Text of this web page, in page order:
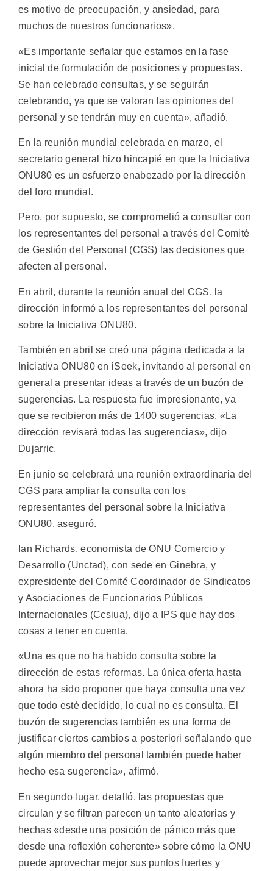
es motivo de preocupación, y ansiedad, para
muchos de nuestros funcionarios».
«Es importante señalar que estamos en la fase
inicial de formulación de posiciones y propuestas.
Se han celebrado consultas, y se seguirán
celebrando, ya que se valoran las opiniones del
personal y se tendrán muy en cuenta», añadió.
En la reunión mundial celebrada en marzo, el
secretario general hizo hincapié en que la Iniciativa
ONU80 es un esfuerzo enabezado por la dirección
del foro mundial.
Pero, por supuesto, se comprometió a consultar con
los representantes del personal a través del Comité
de Gestión del Personal (CGS) las decisiones que
afecten al personal.
En abril, durante la reunión anual del CGS, la
dirección informó a los representantes del personal
sobre la Iniciativa ONU80.
También en abril se creó una página dedicada a la
Iniciativa ONU80 en iSeek, invitando al personal en
general a presentar ideas a través de un buzón de
sugerencias. La respuesta fue impresionante, ya
que se recibieron más de 1400 sugerencias. «La
dirección revisará todas las sugerencias», dijo
Dujarric.
En junio se celebrará una reunión extraordinaria del
CGS para ampliar la consulta con los
representantes del personal sobre la Iniciativa
ONU80, aseguró.
Ian Richards, economista de ONU Comercio y
Desarrollo (Unctad), con sede en Ginebra, y
expresidente del Comité Coordinador de Sindicatos
y Asociaciones de Funcionarios Públicos
Internacionales (Ccsiua), dijo a IPS que hay dos
cosas a tener en cuenta.
«Una es que no ha habido consulta sobre la
dirección de estas reformas. La única oferta hasta
ahora ha sido proponer que haya consulta una vez
que todo esté decidido, lo cual no es consulta. El
buzón de sugerencias también es una forma de
justificar ciertos cambios a posteriori señalando que
algún miembro del personal también puede haber
hecho esa sugerencia», afirmó.
En segundo lugar, detalló, las propuestas que
circulan y se filtran parecen un tanto aleatorias y
hechas «desde una posición de pánico más que
desde una reflexión coherente» sobre cómo la ONU
puede aprovechar mejor sus puntos fuertes y